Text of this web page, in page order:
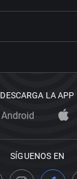
DESCARGA LA APP
Android
SÍGUENOS EN